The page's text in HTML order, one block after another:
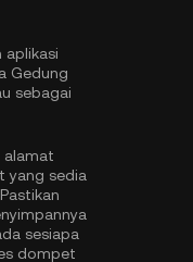
aplikasi
Gedung
sebagai
alamat
yang sedia
sesiapa
dompet